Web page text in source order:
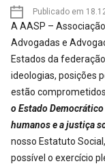
Publicado em
A AASP –
Advogadas e
Estados da
ideologias, posições
estão
o Estado
humanos e a justiça
nosso Estatuto
possível o exercício